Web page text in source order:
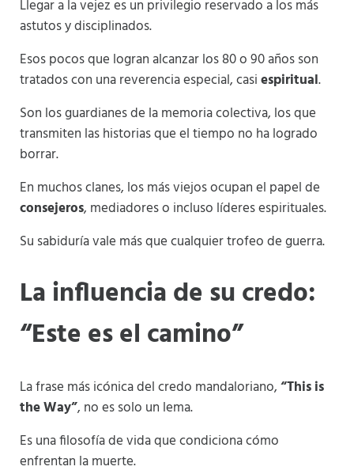
Llegar a la vejez es un privilegio reservado a los más
astutos y disciplinados.
Esos pocos que logran alcanzar los 80 o 90 años son
tratados con una reverencia especial, casiespiritual.
Son los guardianes de la memoria colectiva, los que
transmiten las historias que el tiempo no ha logrado
borrar.
En muchos clanes, los más viejos ocupan el papel de
consejeros, mediadores o incluso líderes espirituales.
Su sabiduría vale más que cualquier trofeo de guerra.
La influencia de su credo:
“Este es el camino”
La frase más icónica del credo mandaloriano,“This is
the Way”, no es solo un lema.
Es una filosofía de vida que condiciona cómo
enfrentan la muerte.